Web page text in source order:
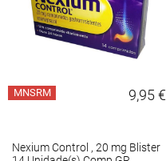
MNSRM 9,95 €
Nexium Control , 20 mg Blister